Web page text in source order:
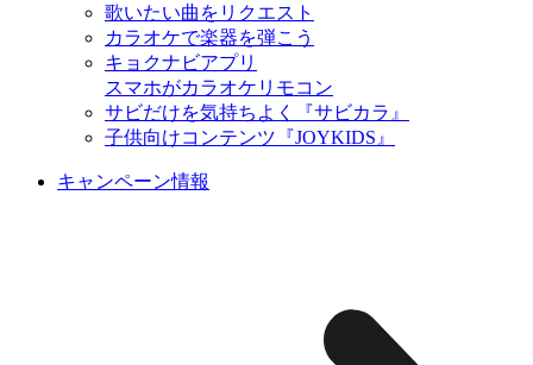
歌いたい曲をリクエスト
カラオケで楽器を弾こう
キョクナビアプリ
スマホがカラオケリモコン
サビだけを気持ちよく『サビカラ』
子供向けコンテンツ『JOYKIDS』
キャンペーン情報